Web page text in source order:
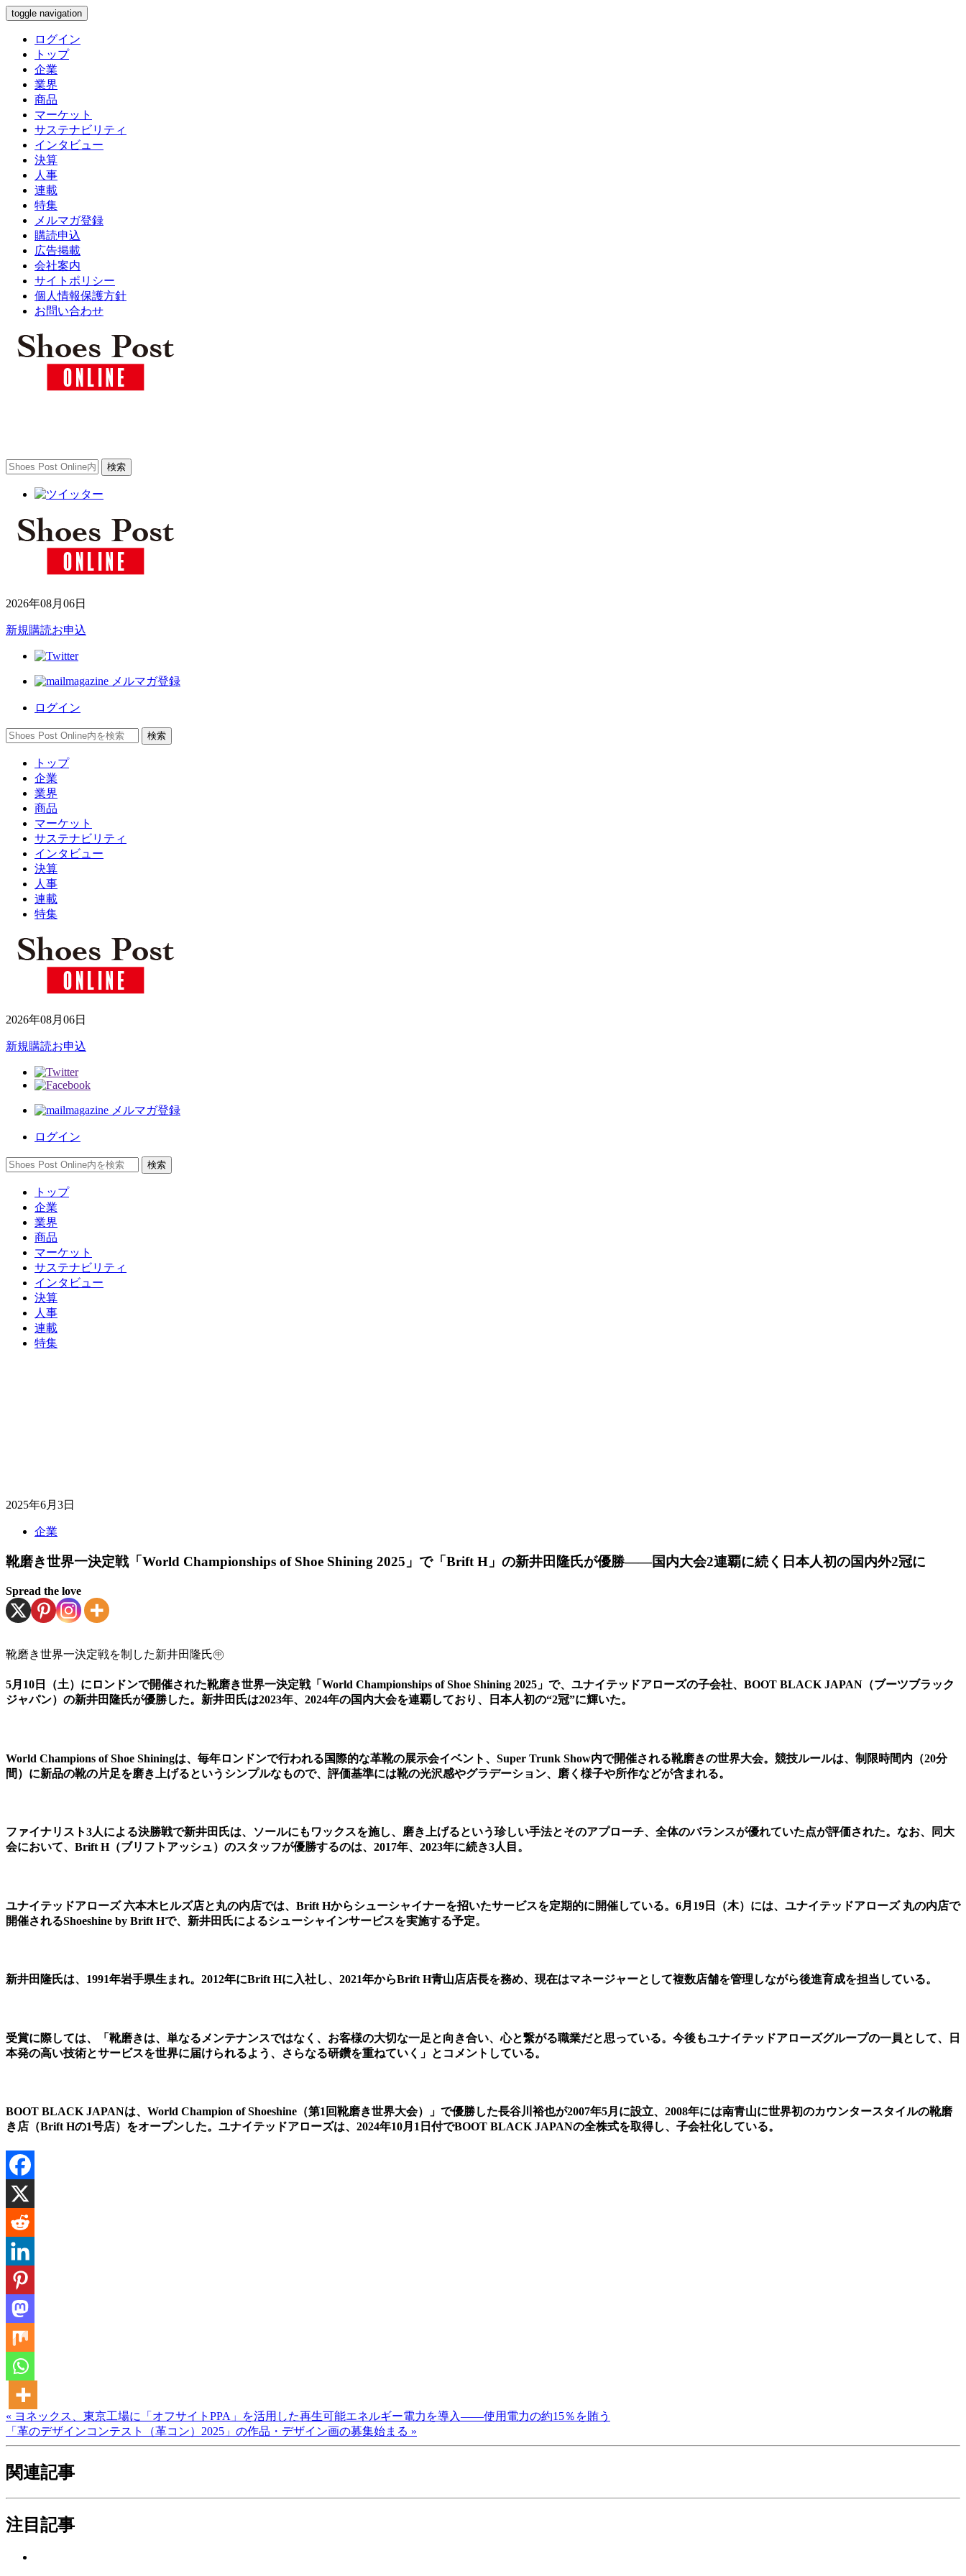
toggle navigation
ログイン
トップ
企業
業界
商品
マーケット
サステナビリティ
インタビュー
決算
人事
連載
特集
メルマガ登録
購読申込
広告掲載
会社案内
サイトポリシー
個人情報保護方針
お問い合わせ
2026年08月06日
新規購読お申込
メルマガ登録
ログイン
トップ
企業
業界
商品
マーケット
サステナビリティ
インタビュー
決算
人事
連載
特集
2026年08月06日
新規購読お申込
メルマガ登録
ログイン
トップ
企業
業界
商品
マーケット
サステナビリティ
インタビュー
決算
人事
連載
特集
2025年6月3日
企業
靴磨き世界一決定戦「World Championships of Shoe Shining 2025」で「Brift H」の新井田隆氏が優勝――国内大会2連覇に続く日本人初の国内外2冠に
Spread the love
靴磨き世界一決定戦を制した新井田隆氏㊥
5月10日（土）にロンドンで開催された靴磨き世界一決定戦「World Championships of Shoe Shining 2025」で、ユナイテッドアローズの子会社、BOOT BLACK JAPAN（ブーツブラック
ジャパン）の新井田隆氏が優勝した。新井田氏は2023年、2024年の国内大会を連覇しており、日本人初の“2冠”に輝いた。
World Champions of Shoe Shiningは、毎年ロンドンで行われる国際的な革靴の展示会イベント、Super Trunk Show内で開催される靴磨きの世界大会。競技ルールは、制限時間内（20分
間）に新品の靴の片足を磨き上げるというシンプルなもので、評価基準には靴の光沢感やグラデーション、磨く様子や所作などが含まれる。
ファイナリスト3人による決勝戦で新井田氏は、ソールにもワックスを施し、磨き上げるという珍しい手法とそのアプローチ、全体のバランスが優れていた点が評価された。なお、同大
会において、Brift H（ブリフトアッシュ）のスタッフが優勝するのは、2017年、2023年に続き3人目。
ユナイテッドアローズ 六本木ヒルズ店と丸の内店では、Brift Hからシューシャイナーを招いたサービスを定期的に開催している。6月19日（木）には、ユナイテッドアローズ 丸の内店で
開催されるShoeshine by Brift Hで、新井田氏によるシューシャインサービスを実施する予定。
新井田隆氏は、1991年岩手県生まれ。2012年にBrift Hに入社し、2021年からBrift H青山店店長を務め、現在はマネージャーとして複数店舗を管理しながら後進育成を担当している。
受賞に際しては、「靴磨きは、単なるメンテナンスではなく、お客様の大切な一足と向き合い、心と繋がる職業だと思っている。今後もユナイテッドアローズグループの一員として、日
本発の高い技術とサービスを世界に届けられるよう、さらなる研鑽を重ねていく」とコメントしている。
BOOT BLACK JAPANは、World Champion of Shoeshine（第1回靴磨き世界大会）」で優勝した長谷川裕也が2007年5月に設立、2008年には南青山に世界初のカウンタースタイルの靴磨
き店（Brift Hの1号店）をオープンした。ユナイテッドアローズは、2024年10月1日付でBOOT BLACK JAPANの全株式を取得し、子会社化している。
« ヨネックス、東京工場に「オフサイトPPA」を活用した再生可能エネルギー電力を導入――使用電力の約15％を賄う
「革のデザインコンテスト（革コン）2025」の作品・デザイン画の募集始まる »
関連記事
注目記事